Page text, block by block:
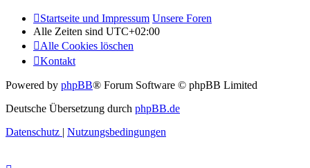
Startseite und Impressum Unsere Foren
Alle Zeiten sind UTC+02:00
Alle Cookies löschen
Kontakt
Powered by phpBB® Forum Software © phpBB Limited
Deutsche Übersetzung durch phpBB.de
Datenschutz | Nutzungsbedingungen